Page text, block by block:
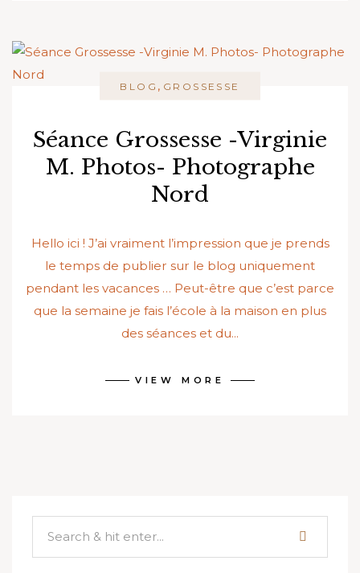
BLOG , GROSSESSE
Séance Grossesse -Virginie
M. Photos- Photographe
Nord
Hello ici ! J’ai vraiment l’impression que je prends
le temps de publier sur le blog uniquement
pendant les vacances … Peut-être que c’est parce
que la semaine je fais l’école à la maison en plus
des séances et du...
VIEW MORE